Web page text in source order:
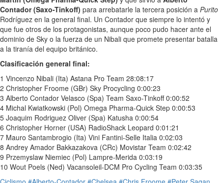
Contador (Saxo-Tinkoff) para arrebatarle la tercera posición a Purito
Rodríguez en la general final. Un Contador que siempre lo intentó y
que fue otros de los protagonistas, aunque poco pudo hacer ante el
dominio de Sky o la fuerza de un Nibali que promete presentar batalla
a la tiranía del equipo británico.
Clasificación general final:
1 Vincenzo Nibali (Ita) Astana Pro Team 28:08:17
2 Christopher Froome (GBr) Sky Procycling 0:00:23
3 Alberto Contador Velasco (Spa) Team Saxo-Tinkoff 0:00:52
4 Michal Kwiatkowski (Pol) Omega Pharma-Quick Step 0:00:53
5 Joaquim Rodriguez Oliver (Spa) Katusha 0:00:54
6 Christopher Horner (USA) RadioShack Leopard 0:01:21
7 Mauro Santambrogio (Ita) Vini Fantini-Selle Italia 0:02:03
8 Andrey Amador Bakkazakova (CRc) Movistar Team 0:02:42
9 Przemyslaw Niemiec (Pol) Lampre-Merida 0:03:19
10 Wout Poels (Ned) Vacansoleil-DCM Pro Cycling Team 0:03:35